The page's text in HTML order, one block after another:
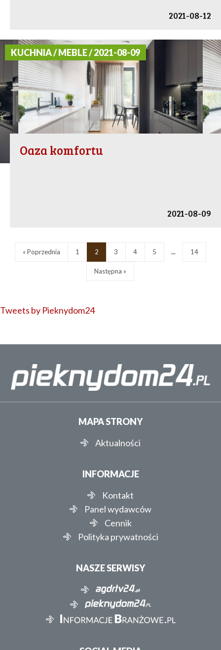
2021-08-12
KUCHNIA / MEBLE / 2021-08-09
Oaza komfortu
2021-08-09
« Poprzednia 1 2 3 4 5 ... 14
Następna »
Tweets by Pieknydom24
MAPA STRONY
Aktualności
INFORMACJE
Kontakt
Panel wydawców
Cennik
Polityka prywatności
NASZE SERWISY